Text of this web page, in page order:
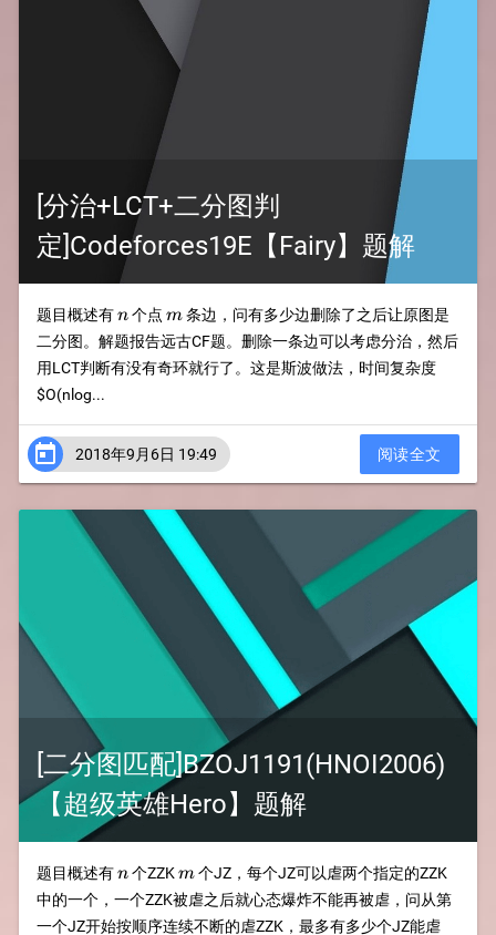
[分治+LCT+二分图判
定]Codeforces19E【Fairy】题解
题目概述有n
n个点 m
m条边，问有多少边删除了之后让原图是
二分图。解题报告远古CF题。删除一条边可以考虑分治，然后
用LCT判断有没有奇环就行了。这是斯波做法，时间复杂度
$O(nlog...
 2018年9月6日 19:49 阅读全文
[二分图匹配]BZOJ1191(HNOI2006)
【超级英雄Hero】题解
题目概述有n
n个ZZKm
m个JZ，每个JZ可以虐两个指定的ZZK
中的一个，一个ZZK被虐之后就心态爆炸不能再被虐，问从第
一个JZ开始按顺序连续不断的虐ZZK，最多有多少个JZ能虐